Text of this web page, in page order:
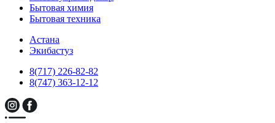
Бытовая химия
Бытовая техника
Астана
Экибастуз
8(717) 226-82-82
8(747) 363-12-12